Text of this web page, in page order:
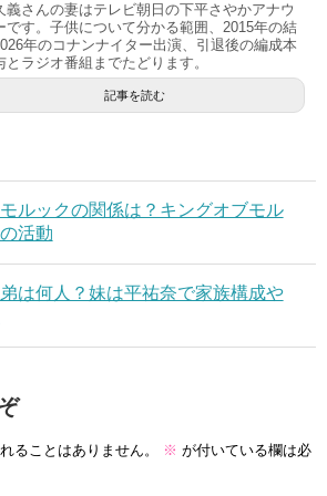
義さんの妻はテレビ朝日の下平さやかアナウ
です。子供について分かる範囲、2015年の結
年のコナンナイター出演、引退後の編成本
とラジオ番組までたどります。
記事を読む
ルックの関係は？キングオブモル
活動
は何人？妹は平祐奈で家族構成や
ることはありません。 ※ が付いている欄は必